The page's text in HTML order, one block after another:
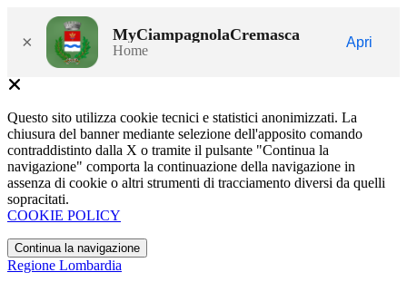
× MyCiampagnolaCremasca
Home
Apri
Questo sito utilizza cookie tecnici e statistici anonimizzati. La
chiusura del banner mediante selezione dell'apposito comando
contraddistinto dalla X o tramite il pulsante "Continua la
navigazione" comporta la continuazione della navigazione in
assenza di cookie o altri strumenti di tracciamento diversi da quelli
sopracitati.
COOKIE POLICY
Continua la navigazione
Regione Lombardia